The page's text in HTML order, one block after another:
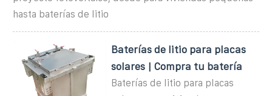
hasta baterías de litio
Baterías de litio para placas
solares | Compra tu batería
Baterías de litio para placas